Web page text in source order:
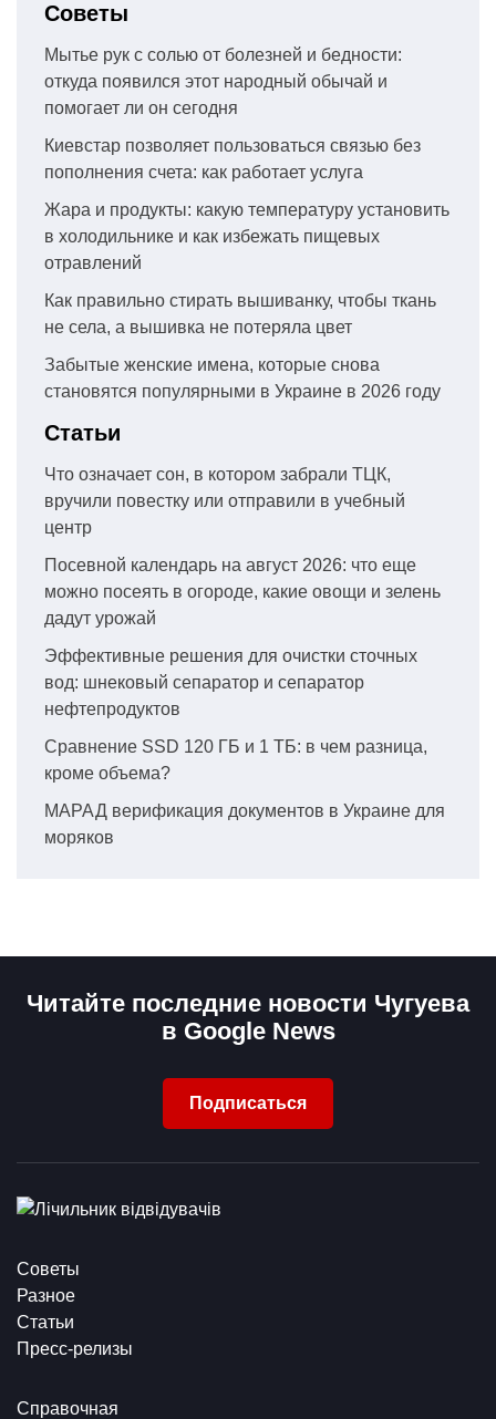
Советы
Мытье рук с солью от болезней и бедности:
откуда появился этот народный обычай и
помогает ли он сегодня
Киевстар позволяет пользоваться связью без
пополнения счета: как работает услуга
Жара и продукты: какую температуру установить
в холодильнике и как избежать пищевых
отравлений
Как правильно стирать вышиванку, чтобы ткань
не села, а вышивка не потеряла цвет
Забытые женские имена, которые снова
становятся популярными в Украине в 2026 году
Статьи
Что означает сон, в котором забрали ТЦК,
вручили повестку или отправили в учебный
центр
Посевной календарь на август 2026: что еще
можно посеять в огороде, какие овощи и зелень
дадут урожай
Эффективные решения для очистки сточных
вод: шнековый сепаратор и сепаратор
нефтепродуктов
Сравнение SSD 120 ГБ и 1 ТБ: в чем разница,
кроме объема?
МАРАД верификация документов в Украине для
моряков
Читайте последние новости Чугуева
в Google News
Подписаться
Советы
Разное
Статьи
Пресс-релизы
Справочная